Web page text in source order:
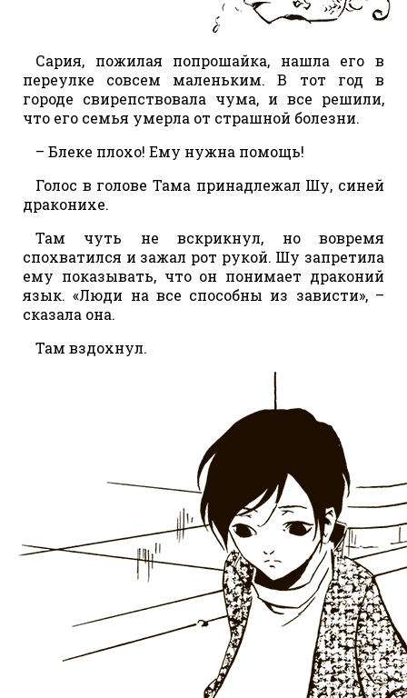
Сария, пожилая попрошайка, нашла его в
переулке совсем маленьким. В тот год в
городе свирепствовала чума, и все решили,
что его семья умерла от страшной болезни.
– Блеке плохо! Ему нужна помощь!
Голос в голове Тама принадлежал Шу, синей
драконихе.
Там чуть не вскрикнул, но вовремя
спохватился и зажал рот рукой. Шу запретила
ему показывать, что он понимает драконий
язык. «Люди на все способны из зависти», –
сказала она.
Там вздохнул.